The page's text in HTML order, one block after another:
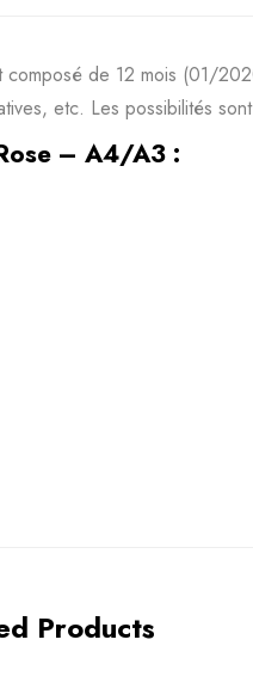
composé de 12 mois (01/
etc. Les possibilités
– A4/A3 :
Products